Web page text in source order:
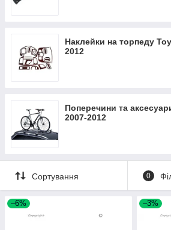
Наклейки на торпеду
2012
Поперечини та
2007-2012
Сортування 0
–6% –3%